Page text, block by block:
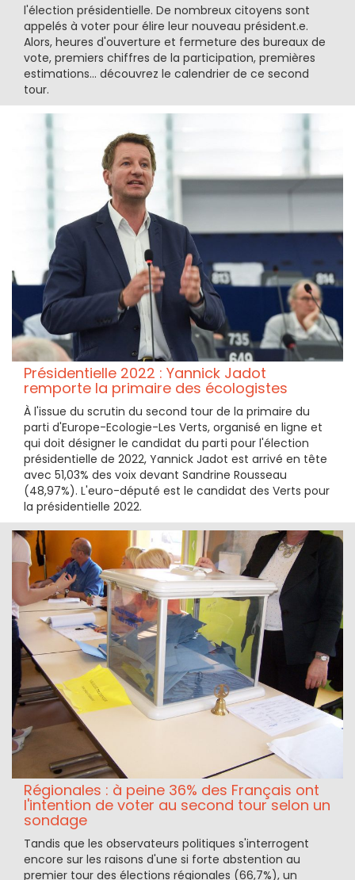
l'élection présidentielle. De nombreux citoyens sont
appelés à voter pour élire leur nouveau président.e.
Alors, heures d'ouverture et fermeture des bureaux de
vote, premiers chiffres de la participation, premières
estimations... découvrez le calendrier de ce second
tour.
Présidentielle 2022 : Yannick Jadot
remporte la primaire des écologistes
À l'issue du scrutin du second tour de la primaire du
parti d'Europe-Ecologie-Les Verts, organisé en ligne et
qui doit désigner le candidat du parti pour l'élection
présidentielle de 2022, Yannick Jadot est arrivé en tête
avec 51,03% des voix devant Sandrine Rousseau
(48,97%). L'euro-député est le candidat des Verts pour
la présidentielle 2022.
Régionales : à peine 36% des Français ont
l'intention de voter au second tour selon un
sondage
Tandis que les observateurs politiques s'interrogent
encore sur les raisons d'une si forte abstention au
premier tour des élections régionales (66,7%), un